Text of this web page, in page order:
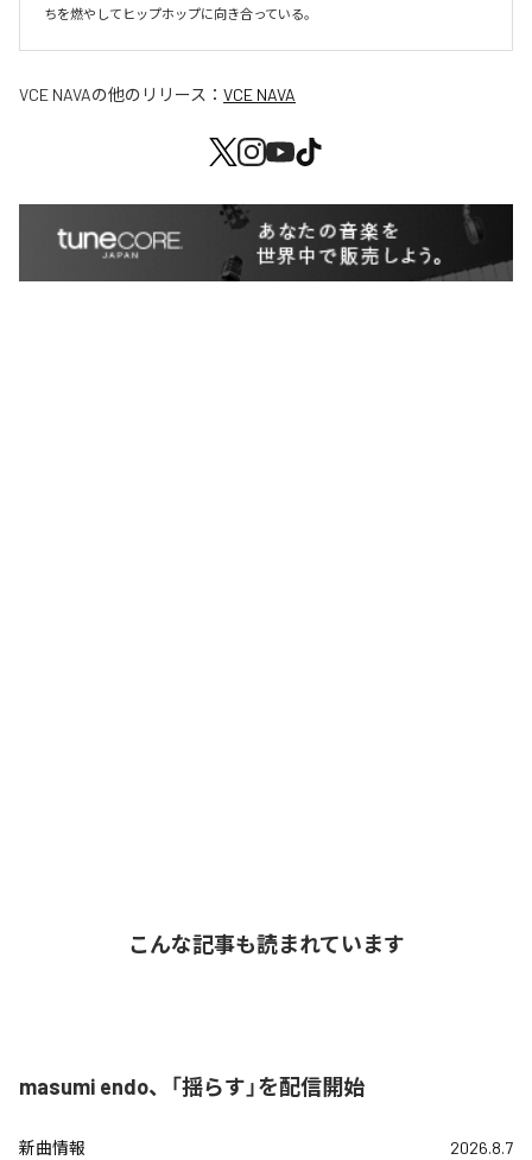
ちを燃やしてヒップホップに向き合っている。
VCE NAVAの他のリリース： VCE NAVA
こんな記事も読まれています
masumi endo、「揺らす」を配信開始
新曲情報 2026.8.7